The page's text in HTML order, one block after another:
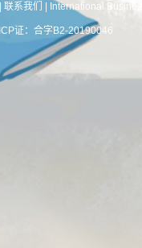
联系我们 International Business
ICP证：合字B2-20190046